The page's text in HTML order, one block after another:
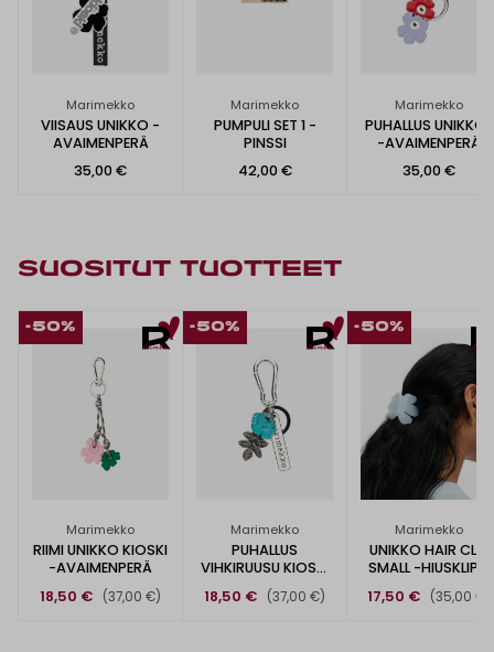
Marimekko
VIISAUS UNIKKO -
AVAIMENPERÄ
35,00 €
Marimekko
PUMPULI SET 1 -
PINSSI
42,00 €
Marimekko
PUHALLUS UNIKKO I
-AVAIMENPERÄ
35,00 €
SUOSITUT TUOTTEET
-50%
Marimekko
RIIMI UNIKKO KIOSKI
-AVAIMENPERÄ
18,50 €
(37,00 €)
-50%
Marimekko
PUHALLUS
VIHKIRUUSU KIOSKI
-AVAIMENPERÄ
18,50 € (37,00 €)
-50%
Marimekko
UNIKKO HAIR CLIP
SMALL -HIUSKLIPSI
17,50 €
(35,00 €)